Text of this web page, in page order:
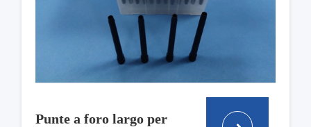
Punte a foro largo per